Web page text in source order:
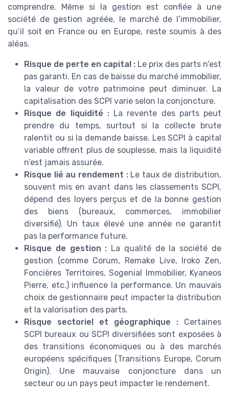
comprendre. Même si la gestion est confiée à une
société de gestion agréée, le marché de l’immobilier,
qu’il soit en France ou en Europe, reste soumis à des
aléas.
Risque de perte en capital : Le prix des parts n’est
pas garanti. En cas de baisse du marché immobilier,
la valeur de votre patrimoine peut diminuer. La
capitalisation des SCPI varie selon la conjoncture.
Risque de liquidité :La revente des parts peut
prendre du temps, surtout si la collecte brute
ralentit ou si la demande baisse. Les SCPI à capital
variable offrent plus de souplesse, mais la liquidité
n’est jamais assurée.
Risque lié au rendement :Le taux de distribution,
souvent mis en avant dans les classements SCPI,
dépend des loyers perçus et de la bonne gestion
des biens (bureaux, commerces, immobilier
diversifié). Un taux élevé une année ne garantit
pas la performance future.
Risque de gestion : La qualité de la société de
gestion (comme Corum, Remake Live, Iroko Zen,
Foncières Territoires, Sogenial Immobilier, Kyaneos
Pierre, etc.) influence la performance. Un mauvais
choix de gestionnaire peut impacter la distribution
et la valorisation des parts.
Risque sectoriel et géographique : Certaines
SCPI bureaux ou SCPI diversifiées sont exposées à
des transitions économiques ou à des marchés
européens spécifiques (Transitions Europe, Corum
Origin). Une mauvaise conjoncture dans un
secteur ou un pays peut impacter le rendement.